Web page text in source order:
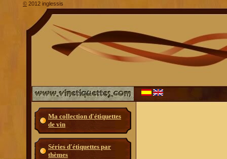
Ma collection d'étiquettes
de vin
Séries d'étiquettes par
thèmes
© 2012 inglessis